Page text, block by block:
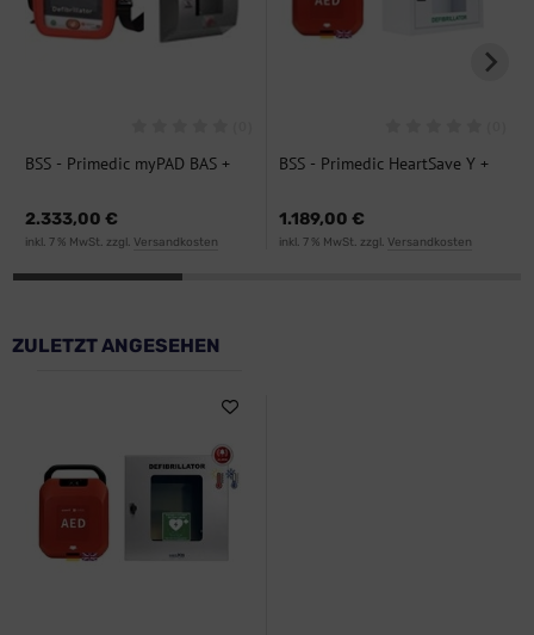
BSS - Primedic myPAD BAS +
2.333,00 €
inkl. 7 % MwSt. zzgl. Versandkosten
BSS - Primedic HeartSave Y +
1.189,00 €
inkl. 7 % MwSt. zzgl. Versandkosten
ZULETZT ANGESEHEN